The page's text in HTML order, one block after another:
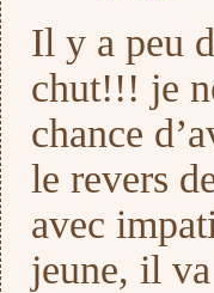
Il y a peu
chut!!! je
chance
le revers
avec
jeune, il